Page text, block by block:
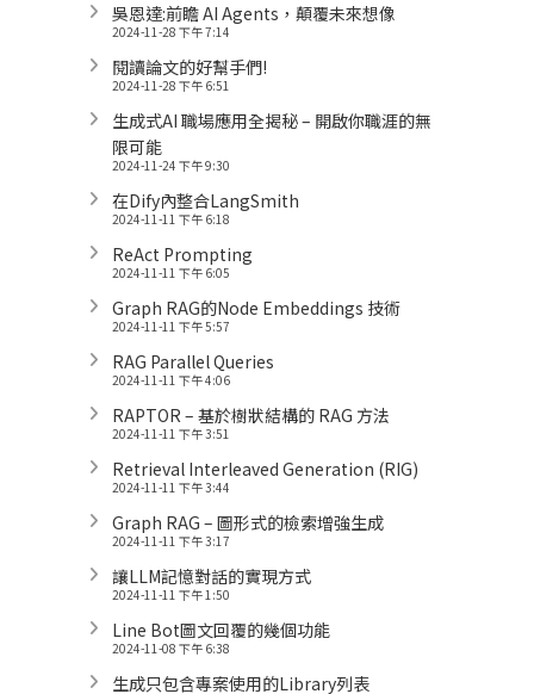
吳恩達:前瞻 AI Agents，顛覆未來想像
2024-11-28 下午 7:14
閱讀論文的好幫手們!
2024-11-28 下午 6:51
生成式AI 職場應用全揭秘 – 開啟你職涯的無
限可能
2024-11-24 下午 9:30
在Dify內整合LangSmith
2024-11-11 下午 6:18
ReAct Prompting
2024-11-11 下午 6:05
Graph RAG的Node Embeddings 技術
2024-11-11 下午 5:57
RAG Parallel Queries
2024-11-11 下午 4:06
RAPTOR – 基於樹狀結構的 RAG 方法
2024-11-11 下午 3:51
Retrieval Interleaved Generation (RIG)
2024-11-11 下午 3:44
Graph RAG – 圖形式的檢索增強生成
2024-11-11 下午 3:17
讓LLM記憶對話的實現方式
2024-11-11 下午 1:50
Line Bot圖文回覆的幾個功能
2024-11-08 下午 6:38
生成只包含專案使用的Library列表